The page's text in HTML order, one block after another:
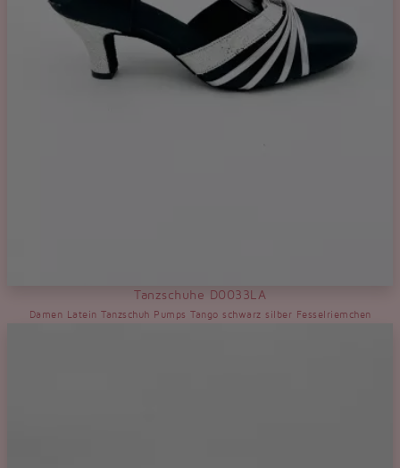
Tanzschuhe D0033LA
Damen Latein Tanzschuh Pumps Tango schwarz silber Fesselriemchen